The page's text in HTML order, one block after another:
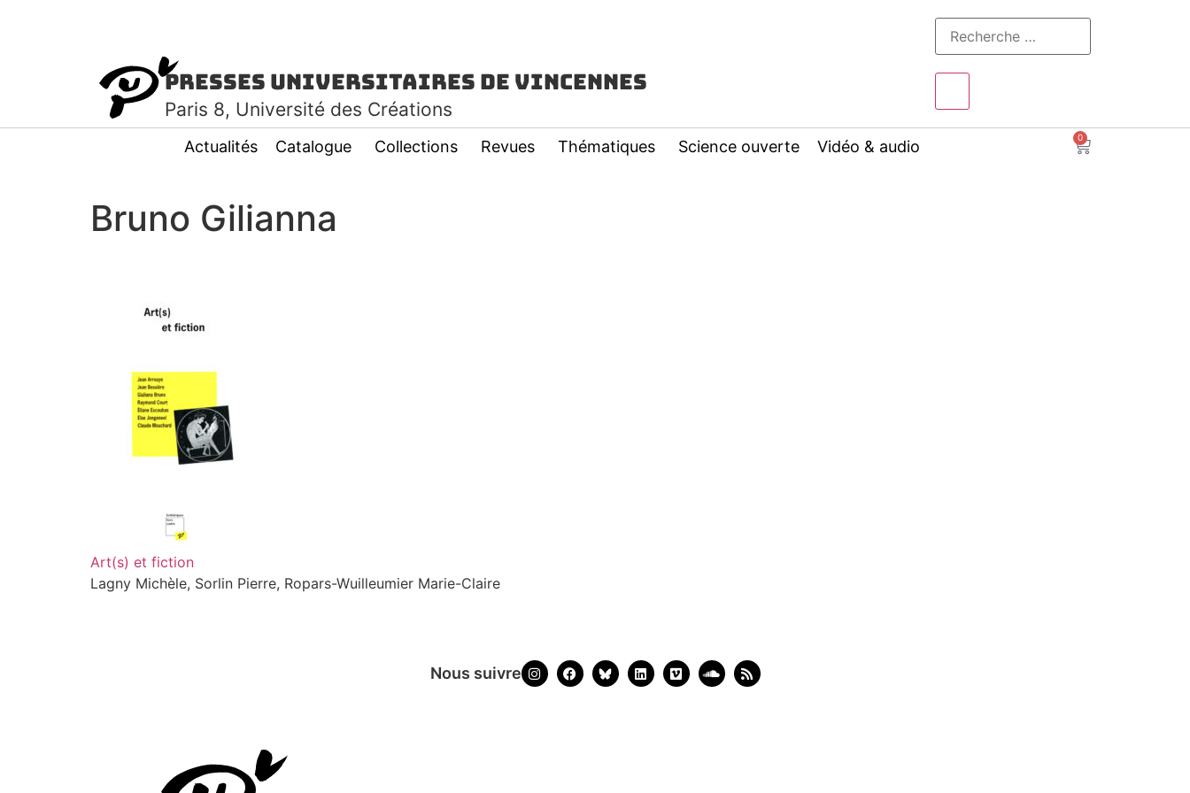
Presses Universitaires de Vincennes
Paris 8, Université des Créations
Actualités Catalogue Collections Revues Thématiques Science ouverte Vidéo & audio 0
Bruno Gilianna
Art(s) et fiction
Lagny Michèle, Sorlin Pierre, Ropars-Wuilleumier Marie-Claire
Nous suivre